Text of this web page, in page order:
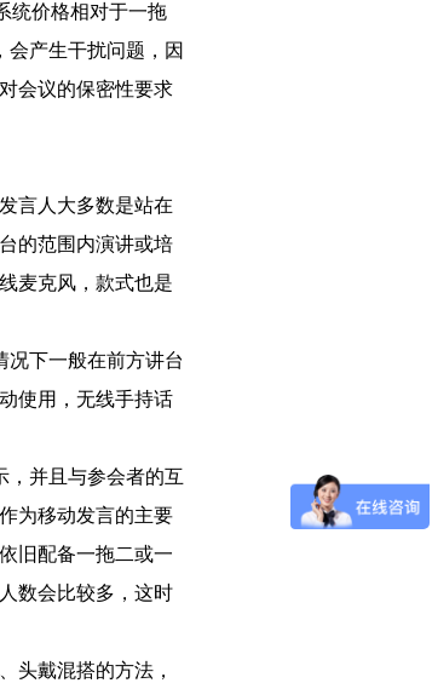
统价格相对于一拖
产生干扰问题，因
会议的保密性要求
言人大多数是站在
的范围内演讲或培
麦克风，款式也是
况下一般在前方讲台
使用，无线手持话
，并且与参会者的互
为移动发言的主要
旧配备一拖二或一
数会比较多，这时
头戴混搭的方法，